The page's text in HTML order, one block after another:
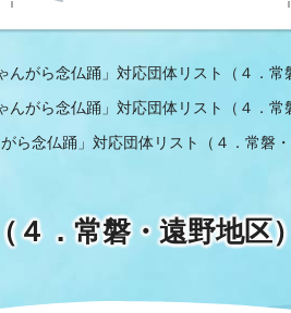
届出・証明
教育
児童福祉
外国人観光客向けページ
廃棄物
フラシティいわき
んがら念仏踊」対応団体リスト（４．常
んがら念仏踊」対応団体リスト（４．常
ら念仏踊」対応団体リスト（４．常磐・
．常磐・遠野地区）